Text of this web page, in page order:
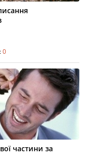
0
частини за